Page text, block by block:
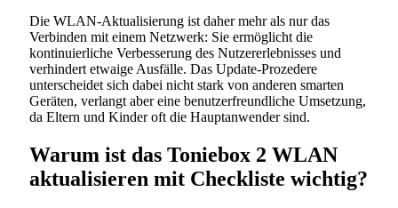
Die WLAN-Aktualisierung ist daher mehr als nur das
Verbinden mit einem Netzwerk: Sie ermöglicht die
kontinuierliche Verbesserung des Nutzererlebnisses und
verhindert etwaige Ausfälle. Das Update-Prozedere
unterscheidet sich dabei nicht stark von anderen smarten
Geräten, verlangt aber eine benutzerfreundliche Umsetzung,
da Eltern und Kinder oft die Hauptanwender sind.
Warum ist das Toniebox 2 WLAN
aktualisieren mit Checkliste wichtig?